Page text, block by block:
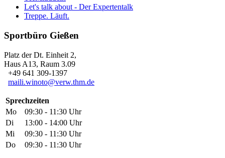
Let's talk about - Der Expertentalk
Treppe. Läuft.
Sportbüro Gießen
Platz der Dt. Einheit 2,
Haus A13, Raum 3.09
+49 641 309-1397
maili.winoto@verw.thm.de
Sprechzeiten
Mo
09:30 - 11:30 Uhr
Di
13:00 - 14:00 Uhr
Mi
09:30 - 11:30 Uhr
Do
09:30 - 11:30 Uhr